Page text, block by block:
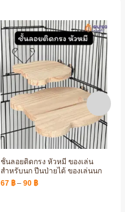
ชั้นลอยติดกรง หัวหมี ของเล่น
สำหรับนก ปีนป่ายได้ ของเล่นนก
67 ฿ – 90 ฿Price